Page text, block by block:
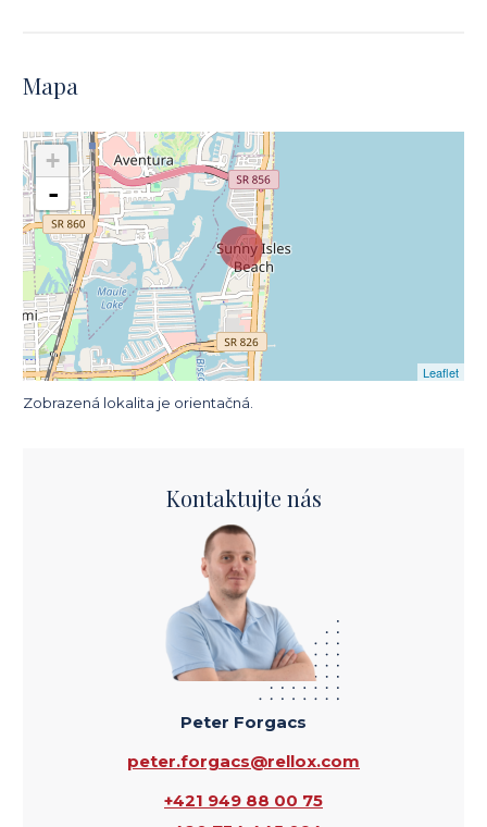
Mapa
+
-
Leaflet
Zobrazená lokalita je orientačná.
Kontaktujte nás
Peter Forgacs
peter.forgacs@rellox.com
+421 949 88 00 75